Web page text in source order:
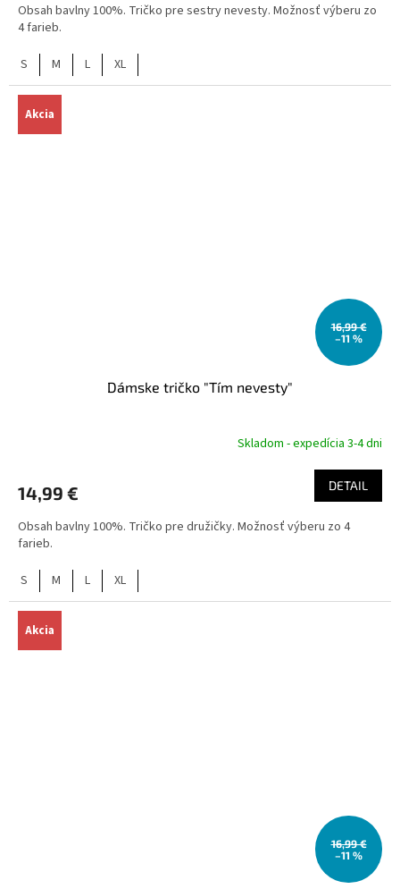
Obsah bavlny 100%. Tričko pre sestry nevesty. Možnosť výberu zo
4 farieb.
S M L XL
Akcia
16,99 €
–11 %
Dámske tričko "Tím nevesty"
Skladom - expedícia 3-4 dni
14,99 € DETAIL
Obsah bavlny 100%. Tričko pre družičky. Možnosť výberu zo 4
farieb.
S M L XL
Akcia
16,99 €
–11 %